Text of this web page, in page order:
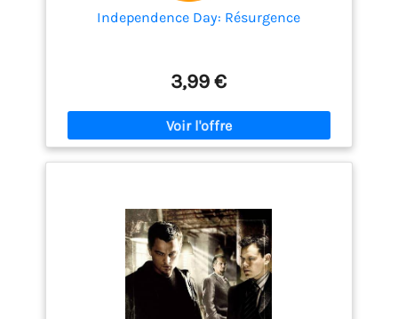
Independence Day: Résurgence
3,99 €